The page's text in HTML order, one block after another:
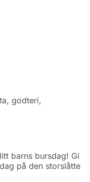
godteri,
barns bursdag! Gi
på den storslåtte